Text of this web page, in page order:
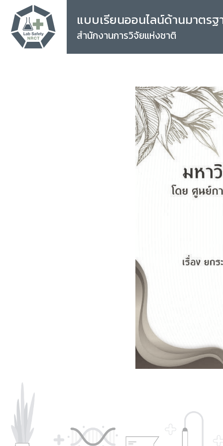
แบบเรียนออนไลน์ด้านมาตร
สำนักงานการวิจัยแห่งชาติ